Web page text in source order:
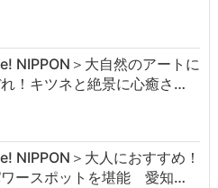
NIPPON＞大自然のアートに
！キツネと絶景に心癒さ…
NIPPON＞大人におすすめ！
ースポットを堪能 愛知…